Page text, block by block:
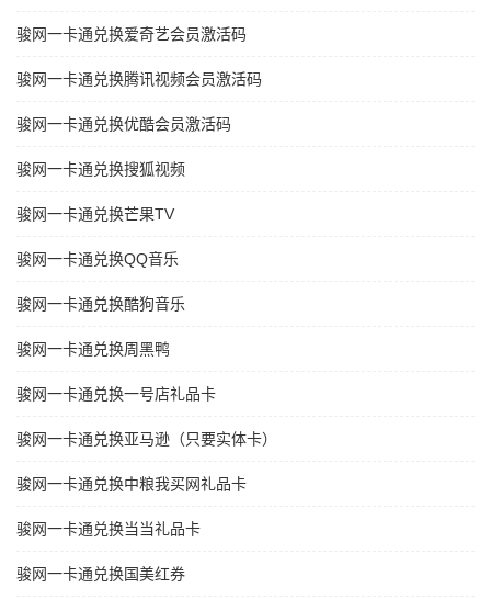
骏网一卡通兑换爱奇艺会员激活码
骏网一卡通兑换腾讯视频会员激活码
骏网一卡通兑换优酷会员激活码
骏网一卡通兑换搜狐视频
骏网一卡通兑换芒果TV
骏网一卡通兑换QQ音乐
骏网一卡通兑换酷狗音乐
骏网一卡通兑换周黑鸭
骏网一卡通兑换一号店礼品卡
骏网一卡通兑换亚马逊（只要实体卡）
骏网一卡通兑换中粮我买网礼品卡
骏网一卡通兑换当当礼品卡
骏网一卡通兑换国美红券